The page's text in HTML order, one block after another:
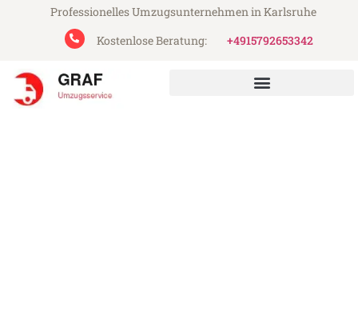
Professionelles Umzugsunternehmen in Karlsruhe
Kostenlose Beratung:
+4915792653342